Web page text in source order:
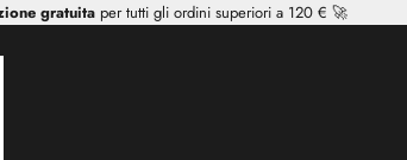
gratuitaper tutti gli ordini superiori a 120 € 🚀